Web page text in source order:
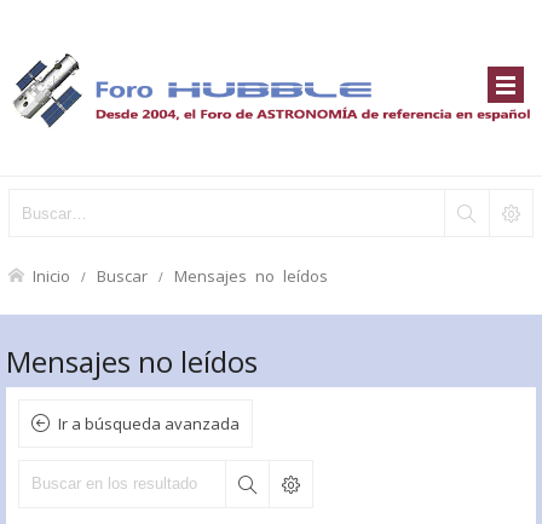
Inicio Buscar Mensajes no leídos
Mensajes no leídos
Ir a búsqueda avanzada